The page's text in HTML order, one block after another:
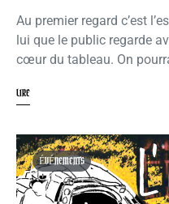
Au premier regard c’est
lui que le public regarde
cœur du tableau. On
LIRE
ÉVÉNEMENTS